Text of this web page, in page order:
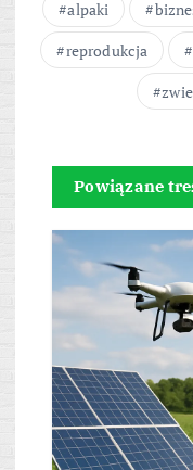
alpaki
reprodukcja
Powiązane